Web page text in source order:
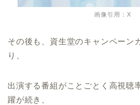
画像引用：X
その後も、資生堂のキャンペーン
り、
出演する番組がことごとく高視聴
躍が続き、